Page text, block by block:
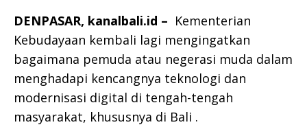
DENPASAR, kanalbali.id – Kementerian
Kebudayaan kembali lagi mengingatkan
bagaimana pemuda atau negerasi muda dalam
menghadapi kencangnya teknologi dan
modernisasi digital di tengah-tengah
masyarakat, khususnya di Bali .